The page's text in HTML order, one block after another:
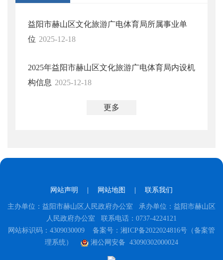
益阳市赫山区文化旅游广电体育局所属事业单
位 2025-12-18
2025年益阳市赫山区文化旅游广电体育局内设机
构信息 2025-12-18
更多
网站声明 网站地图 联系我们
主办单位：益阳市赫山区人民政府办公室 承办单位：益阳市赫山区
人民政府办公室 联系电话：0737-4224121
网站标识码：4309030009 备案号：湘ICP备2022024816号（备案管
理系统）
湘公网安备 43090302000024